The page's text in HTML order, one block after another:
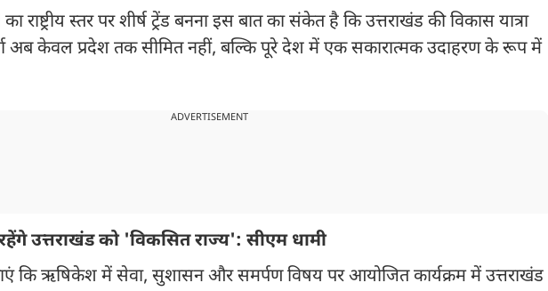
स्तर पर शीर्ष ट्रेंड बनना इस बात का संकेत है कि उत्तराखंड की विकास यात्रा
अब केवल प्रदेश तक सीमित नहीं, बल्कि पूरे देश में एक सकारात्मक उदाहरण के रूप में
ADVERTISEMENT
उत्तराखंड को 'विकसित राज्य': सीएम धामी
कि ऋषिकेश में सेवा, सुशासन और समर्पण विषय पर आयोजित कार्यक्रम में उत्तराखंड